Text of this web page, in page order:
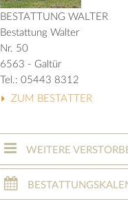
BESTATTUNG WALTER
Bestattung Walter
Nr. 50
6563 - Galtür
Tel.: 05443 8312
ZUM BESTATTER
WEITERE